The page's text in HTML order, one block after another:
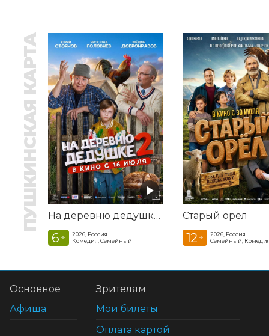
ПУШКИНСКАЯ КАРТА На деревню дедушке 2
6 +
2026, Россия
Комедия, Семейный
Старый орёл
12 +
2026, Россия
Семейный,
Основное
Афиша
Зрителям
Мои билеты
Оплата картой